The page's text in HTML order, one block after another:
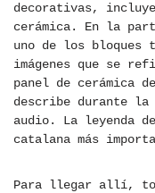
decorativas,
cerámica. En la
uno de los bloques
imágenes que se
panel de cerámica
describe durante
audio. La leyenda
catalana más
Para llegar allí,